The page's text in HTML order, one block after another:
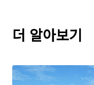
더 알아보기